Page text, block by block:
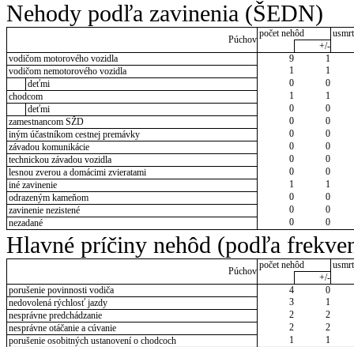
Nehody podľa zavinenia (ŠEDN)
Púchov
počet nehôd
+/-
vodičom motorového vozidla
9
1
vodičom nemotorového vozidla
1
1
deťmi
0
0
chodcom
1
1
deťmi
0
0
zamestnancom SŽD
0
0
iným účastníkom cestnej premávky
0
0
závadou komunikácie
0
0
technickou závadou vozidla
0
0
lesnou zverou a domácimi zvieratami
0
0
iné zavinenie
1
1
odrazeným kameňom
0
0
zavinenie nezistené
0
0
nezadané
0 0
Hlavné príčiny nehôd (podľa
Púchov
počet nehôd
+/-
porušenie povinnosti vodiča
4
0
nedovolená rýchlosť jazdy
3
1
nesprávne predchádzanie
2
2
nesprávne otáčanie a cúvanie
2
2
porušenie osobitných ustanovení o chodcoch
1 1